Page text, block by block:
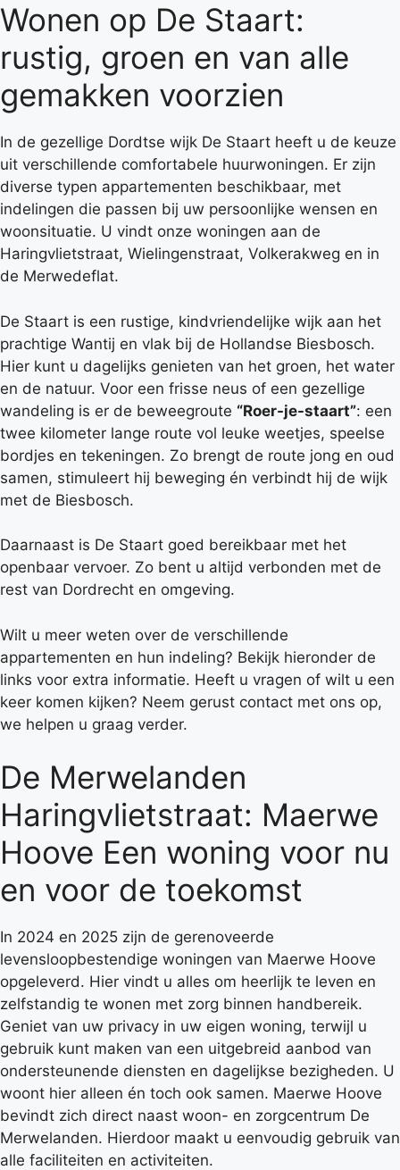
Wonen op De Staart:
rustig, groen en van alle
gemakken voorzien
In de gezellige Dordtse wijk De Staart heeft u de keuze
uit verschillende comfortabele huurwoningen. Er zijn
diverse typen appartementen beschikbaar, met
indelingen die passen bij uw persoonlijke wensen en
woonsituatie. U vindt onze woningen aan de
Haringvlietstraat, Wielingenstraat, Volkerakweg en in
de Merwedeflat.
De Staart is een rustige, kindvriendelijke wijk aan het
prachtige Wantij en vlak bij de Hollandse Biesbosch.
Hier kunt u dagelijks genieten van het groen, het water
en de natuur. Voor een frisse neus of een gezellige
wandeling is er de beweegroute “Roer-je-staart”: een
twee kilometer lange route vol leuke weetjes, speelse
bordjes en tekeningen. Zo brengt de route jong en oud
samen, stimuleert hij beweging én verbindt hij de wijk
met de Biesbosch.
Daarnaast is De Staart goed bereikbaar met het
openbaar vervoer. Zo bent u altijd verbonden met de
rest van Dordrecht en omgeving.
Wilt u meer weten over de verschillende
appartementen en hun indeling? Bekijk hieronder de
links voor extra informatie. Heeft u vragen of wilt u een
keer komen kijken? Neem gerust contact met ons op,
we helpen u graag verder.
De Merwelanden
Haringvlietstraat: Maerwe
Hoove Een woning voor nu
en voor de toekomst
In 2024 en 2025 zijn de gerenoveerde
levensloopbestendige woningen van Maerwe Hoove
opgeleverd. Hier vindt u alles om heerlijk te leven en
zelfstandig te wonen met zorg binnen handbereik.
Geniet van uw privacy in uw eigen woning, terwijl u
gebruik kunt maken van een uitgebreid aanbod van
ondersteunende diensten en dagelijkse bezigheden. U
woont hier alleen én toch ook samen. Maerwe Hoove
bevindt zich direct naast woon- en zorgcentrum De
Merwelanden. Hierdoor maakt u eenvoudig gebruik van
alle faciliteiten en activiteiten.